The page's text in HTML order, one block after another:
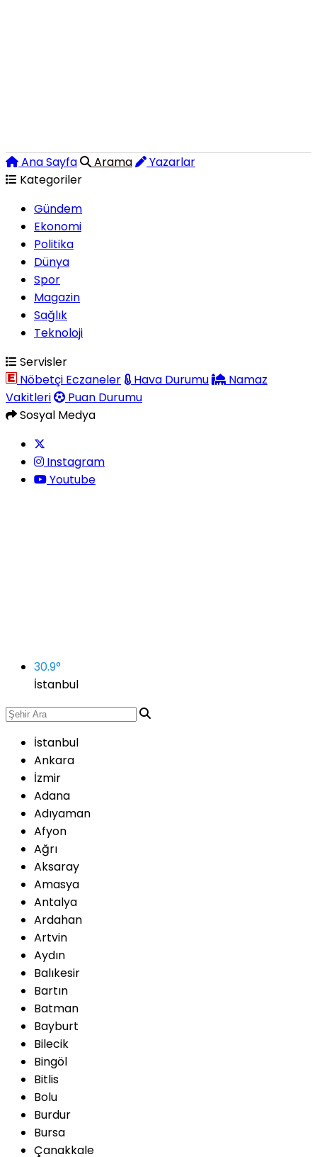
Ana Sayfa Arama
Yazarlar
Kategoriler
Gündem
Ekonomi
Politika
Dünya
Spor
Magazin
Sağlık
Teknoloji
Servisler
Nöbetçi Eczaneler
Hava Durumu
Namaz
Vakitleri
Puan Durumu
Sosyal Medya
Instagram
Youtube
30.9°
İstanbul
İstanbul
Ankara
İzmir
Adana
Adıyaman
Afyon
Ağrı
Aksaray
Amasya
Antalya
Ardahan
Artvin
Aydın
Balıkesir
Bartın
Batman
Bayburt
Bilecik
Bingöl
Bitlis
Bolu
Burdur
Bursa
Çanakkale